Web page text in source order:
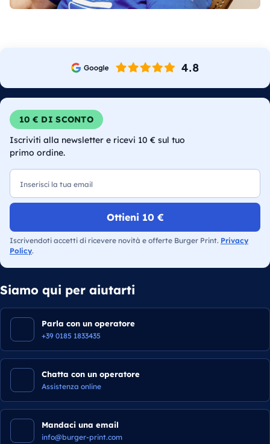
10 € DI SCONTO
Iscriviti alla newsletter e ricevi 10 € sul tuo
primo ordine.
Ottieni 10 €
Iscrivendoti accetti di ricevere novità e offerte Burger Print. Privacy
Policy.
Siamo qui per aiutarti
Parla con un operatore
+39 0185 1833435
Chatta con un operatore
Assistenza online
Mandaci una email
info@burger-print.com